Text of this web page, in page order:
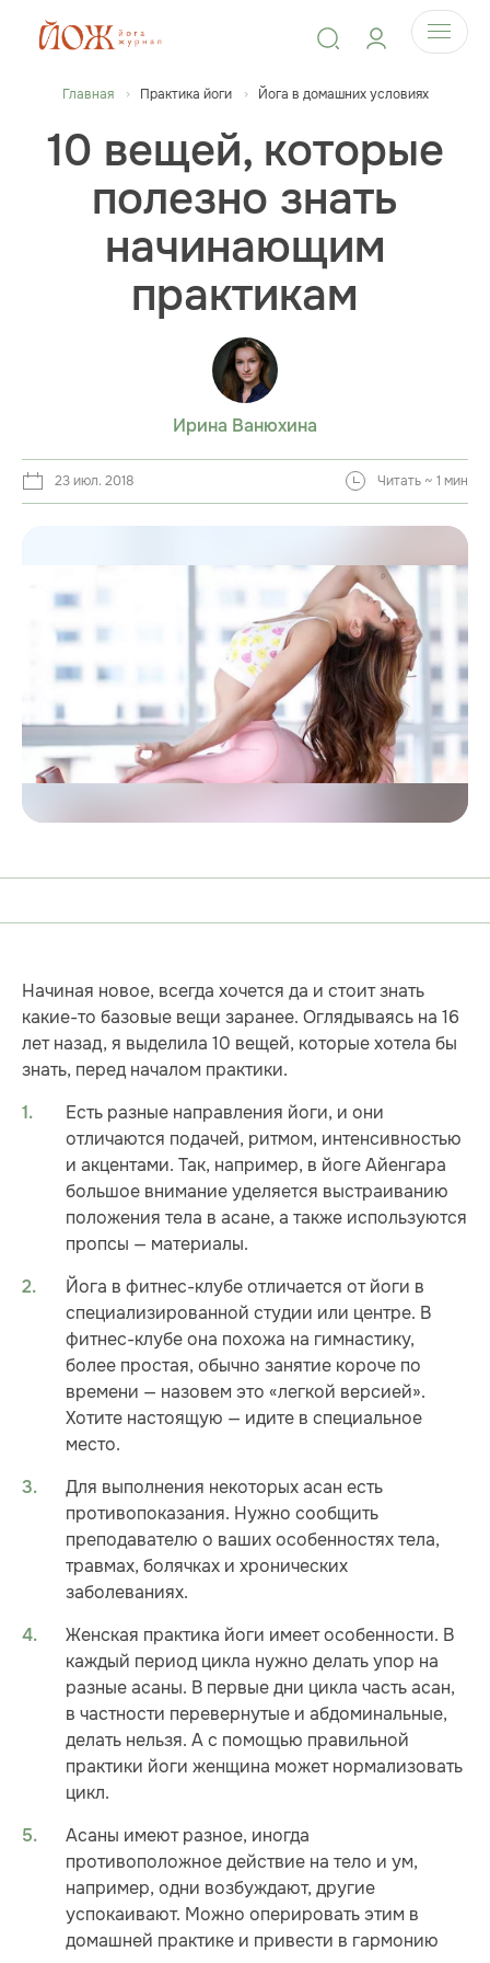
Главная Практика йоги Йога в домашних условиях
10 вещей, которые
полезно знать
начинающим
практикам
Ирина Ванюхина
23 июл. 2018 Читать ~ 1 мин
Начиная новое, всегда хочется да и стоит знать
какие-то базовые вещи заранее. Оглядываясь на 16
лет назад, я выделила 10 вещей, которые хотела бы
знать, перед началом практики.
Есть разные направления йоги, и они
отличаются подачей, ритмом, интенсивностью
и акцентами. Так, например, в йоге Айенгара
большое внимание уделяется выстраиванию
положения тела в асане, а также используются
пропсы — материалы.
Йога в фитнес-клубе отличается от йоги в
специализированной студии или центре. В
фитнес-клубе она похожа на гимнастику,
более простая, обычно занятие короче по
времени — назовем это «легкой версией».
Хотите настоящую — идите в специальное
место.
Для выполнения некоторых асан есть
противопоказания. Нужно сообщить
преподавателю о ваших особенностях тела,
травмах, болячках и хронических
заболеваниях.
Женская практика йоги имеет особенности. В
каждый период цикла нужно делать упор на
разные асаны. В первые дни цикла часть асан,
в частности перевернутые и абдоминальные,
делать нельзя. А с помощью правильной
практики йоги женщина может нормализовать
цикл.
Асаны имеют разное, иногда
противоположное действие на тело и ум,
например, одни возбуждают, другие
успокаивают. Можно оперировать этим в
домашней практике и привести в гармонию